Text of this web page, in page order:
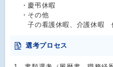
・慶弔休暇
・その他
子の看護休暇、介護休暇
選考プロセス